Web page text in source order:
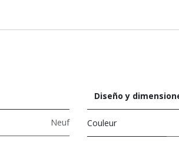
Neuf
Diseño y
Couleur